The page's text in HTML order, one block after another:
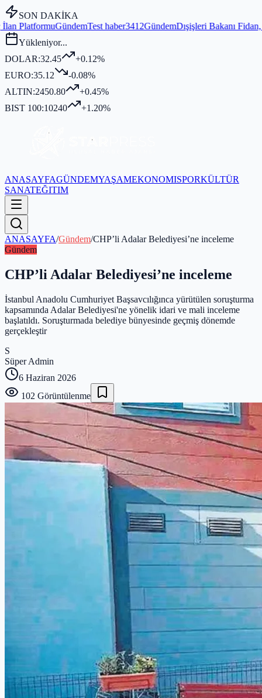
SON DAKİKA
Test haber3412GündemDışişleri Bakanı Fidan, MGK Genel
Yükleniyor...
DOLAR:32.45
+0.12%
EURO:35.12
-0.08%
ALTIN:2450.80
+0.45%
BIST 100:10240 +1.20%
ANASAYFAGÜNDEMYAŞAMEKONOMISPORKÜLTÜR
SANATEĞITIM
ANASAYFA/Gündem/CHP’li Adalar Belediyesi’ne inceleme
Gündem
CHP’li Adalar Belediyesi’ne inceleme
İstanbul Anadolu Cumhuriyet Başsavcılığınca yürütülen soruşturma
kapsamında Adalar Belediyesi'ne yönelik idari ve mali inceleme
başlatıldı. Soruşturmada belediye bünyesinde geçmiş dönemde
gerçekleştir
S
Süper Admin
6 Haziran 2026
102 Görüntülenme